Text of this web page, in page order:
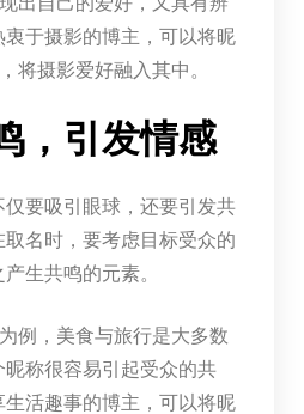
于摄影的博主，可以将昵
将摄影爱好融入其中。
，引发情感
要吸引眼球，还要引发共
名时，要考虑目标受众的
生共鸣的元素。
例，美食与旅行是大多数
昵称很容易引起受众的共
活趣事的博主，可以将昵